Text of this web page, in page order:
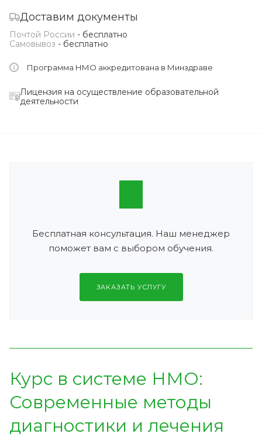
Доставим документы
Почтой России - бесплатно
Самовывоз - бесплатно
Программа НМО аккредитована в Минздраве
Лицензия на осуществление образовательной
деятельности
Бесплатная консультация. Наш менеджер
поможет вам с выбором обучения.
ЗАКАЗАТЬ УСЛУГУ
Курс в системе НМО:
Современные методы
диагностики и лечения